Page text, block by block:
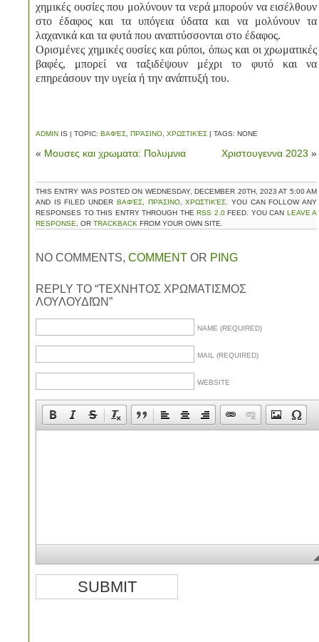
χημικές ουσίες που μολύνουν τα νερά μπορούν να εισέλθουν
στο έδαφος και τα υπόγεια ύδατα και να μολύνουν τα
λαχανικά και τα φυτά που αναπτύσσονται στο έδαφος.
Ορισμένες χημικές ουσίες και ρύποι, όπως και οι χρωματικές
βαφές, μπορεί να ταξιδέψουν μέχρι το φυτό και να
επηρεάσουν την υγεία ή την ανάπτυξή του.
ADMIN IS | TOPIC: ΒΑΦΈΣ, ΠΡΆΣΙΝΟ, ΧΡΩΣΤΙΚΈΣ | TAGS: NONE
« Μουσες και χρωματα: Πολυμνια Χριστουγεννα 2023 »
THIS ENTRY WAS POSTED ON WEDNESDAY, DECEMBER 20TH, 2023 AT 5:00 AM
AND IS FILED UNDER ΒΑΦΈΣ, ΠΡΆΣΙΝΟ,ΧΡΩΣΤΙΚΈΣ. YOU CAN FOLLOW ANY
RESPONSES TO THIS ENTRY THROUGH THE RSS 2.0FEED. YOU CAN LEAVE A
RESPONSE, OR TRACKBACK FROM YOUR OWN SITE.
NO COMMENTS, COMMENT OR PING
REPLY TO “ΤΕΧΝΗΤΟΣ ΧΡΩΜΑΤΙΣΜΟΣ
ΛΟΥΛΟΥΔΙΏΝ”
NAME (REQUIRED)
MAIL (REQUIRED)
WEBSITE